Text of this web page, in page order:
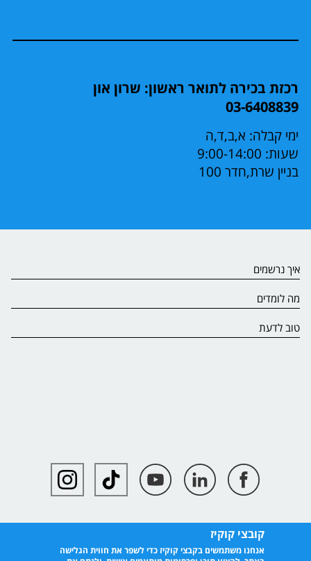
קובצי קוקיז
אנחנו משתמשים בקבצי קוקיז כדי לשפר את חווית הגלישה
רכזת בכירה לתואר ראשון: שרון און
03-6408839
ימי קבלה: א,ב,ד,ה
שעות: 9:00-14:00
בניין שרת,חדר 100
איך נרשמים
מה לומדים
טוב לדעת